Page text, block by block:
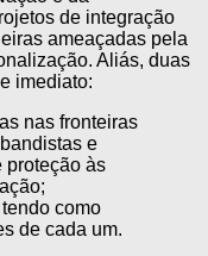
de integração
ameaçadas pela
Aliás, duas
imediato:
nas fronteiras
e
proteção às
como
de cada um.